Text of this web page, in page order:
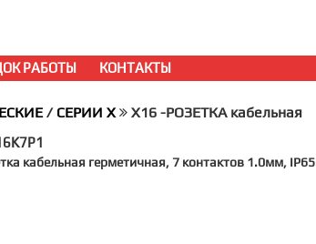
РАБОТЫ КОНТАКТЫ
/ СЕРИИ X X16 -РОЗЕТКА кабельная
кабельная герметичная, 7 контактов 1.0мм, IP65